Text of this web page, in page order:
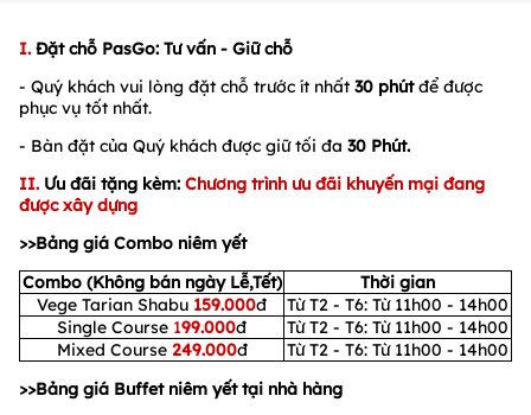
I. Đặt chỗ PasGo: Tư vấn - Giữ chỗ
- Quý khách vui lòng đặt chỗ trước ít nhất 30 phútđể được
phục vụ tốt nhất.
- Bàn đặt của Quý khách được giữ tối đa 30 Phút.
II. Ưu đãi tặng kèm: Chương trình ưu đãi khuyến mại đang
được xây dựng
>>Bảng giá Combo niêm yết
Combo (Không bán ngày Lễ,Tết)
Thời gian
Vege Tarian Shabu 159.000đ
Từ T2 - T6: Từ 11h00 - 14h00
Single Course 199.000đ
Từ T2 - T6: Từ 11h00 - 14h00
Mixed Course 249.000đ
Từ T2 - T6: Từ 11h00 - 14h00
>>Bảng giá Buffet niêm yết tại nhà hàng